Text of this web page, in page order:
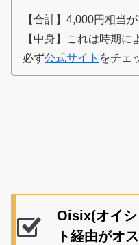
【合計】4,000円相当
【中身】これは時期
必ず公式サイト をチェ
Oisix(オイシ
ト経由がオ